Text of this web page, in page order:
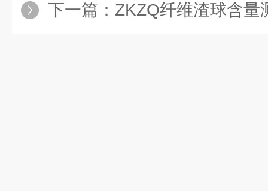
下一篇： ZKZQ纤维渣球含量